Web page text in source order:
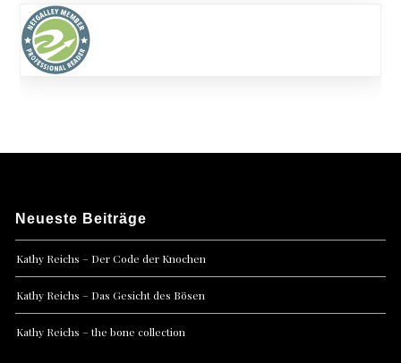
Neueste Beiträge
Kathy Reichs – Der Code der Knochen
Kathy Reichs – Das Gesicht des Bösen
Kathy Reichs – the bone collection